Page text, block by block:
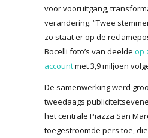
voor vooruitgang,
verandering. “Twee
zo staat er op de
Bocelli foto’s van deelde op
accountmet 3,9 miljoen
De samenwerking werd
tweedaags
het centrale Piazza San
toegestroomde pers toe,